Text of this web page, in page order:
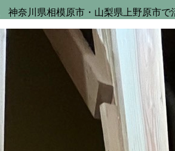
神奈川県相模原市・山梨県上野原市